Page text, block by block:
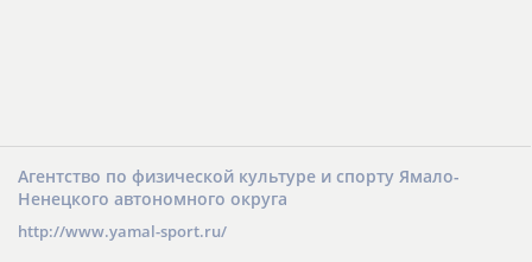
Агентство по физической культуре и спорту Ямало-
Ненецкого автономного округа
http://www.yamal-sport.ru/